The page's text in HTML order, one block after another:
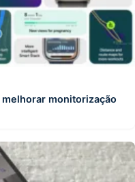
melhorar monitorização